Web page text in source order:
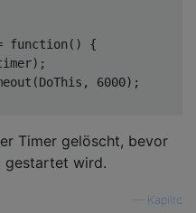
function ( ) {
(DoThis, 6000);
Timer gelöscht, bevor
gestartet wird.
Kapilrc